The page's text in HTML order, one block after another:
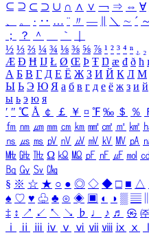
⊆ ⊇ ⊂ ⊃ ∪ ∩ ∧ ∨ ￢ ⇒ ⇔ ∀
、
。 · ‥ … ¨ 〃 ― ＼ ∼ ´ ～
；
？ ＾ ｀
½ ⅓ ⅔ ¼ ¾ ⅛ ⅜ ⅝ ⅞ ¹ ² ³ ⁴ ⁿ ₁ ₂
Æ Ð Ħ Ĳ Ł Ø Œ Þ Ŧ Ŋ æ đ ð ħ ı
А Б В Г Д Е Ё Ж З И Й К Л М
Ы Ь Э Ю Я а б в г д е ё ж з и й
ы ь э ю я
′ ″ ℃ Å ￠ ￡ ￥ ¤ ℉ ‰ ＄ ％
㎙ ㎚ ㎛ ㎜ ㎝ ㎞ ㎟ ㎠ ㎡ ㎢
㎱ ㎲ ㎳ ㎴ ㎵ ㎶ ㎷ ㎸ ㎹ ㎀
㎒ ㎓ ㎔ Ω ㏀ ㏁ ㎊ ㎋ ㎌ ㏖ ㏅
㏃ ㏉ ㏜ ㏆
§ ※ ☆ ★ ○ ● ◎ ◇ ◆ □ ■ △
♠ ♡ ♥ ♧ ♣ ⊙ ◈ ▣ ◐ ◑ ▒ ▤
‡ ↕ ↗ ↙ ↖ ↘ ♭ ♩ ♪ ♬ ㉿
ⅰ
ⅱ ⅲ ⅳ ⅴ ⅵ ⅶ ⅷ ⅸ ⅹ